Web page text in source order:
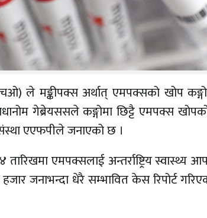
ले मङ्कीपक्स अर्थात् एमपक्सको खोप
गेब्रेयससले कङ्गोमा छिट्टै एमपक्स
संस्था एएफपीले जनाएको छ ।
एमपक्सलाई अन्तर्राष्ट्रिय स्वास्थ्य
जनाभन्दा धेरै सम्भावित केस रिपोर्ट